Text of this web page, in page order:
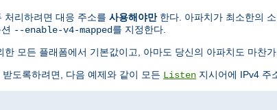
처리하려면 대응 주소를 사용해야만한다. 아파치가 최소한의
--enable-v4-mapped를 지정한다.
모든 플래폼에서 기본값이고, 아마도 당신의 아파치도 마찬가
도록하려면, 다음 예제와 같이 모든 Listen 지시어에 IPv4 주